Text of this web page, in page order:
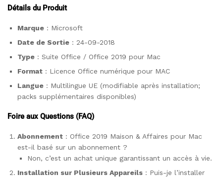
Détails du Produit
Marque : Microsoft
Date de Sortie : 24-09-2018
Type : Suite Office / Office 2019 pour Mac
Format : Licence Office numérique pour MAC
Langue : Multilingue UE (modifiable après installation;
packs supplémentaires disponibles)
Foire aux Questions (FAQ)
Abonnement : Office 2019 Maison & Affaires pour Mac
est-il basé sur un abonnement ?
Non, c’est un achat unique garantissant un accès à vie.
Installation sur Plusieurs Appareils : Puis-je l’installer